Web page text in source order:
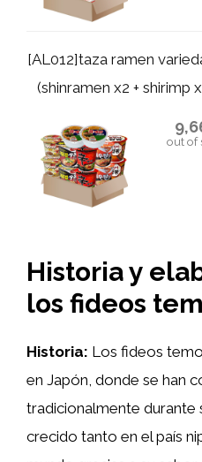
[AL012]taza ramen
(shinramen x2 + shirimp
out of
Historia y
los fideos
Historia: Los fideos
en Japón, donde se han
tradicionalmente durante
crecido tanto en el país